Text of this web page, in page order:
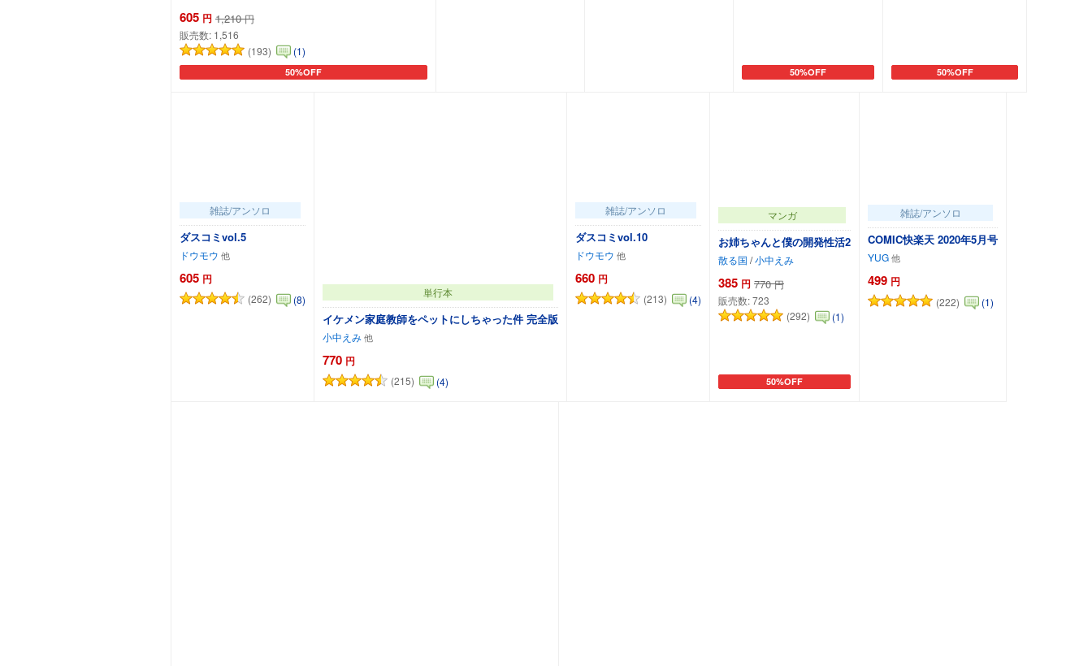
605 円 1,210 円
販売数: 1,516
(193)
(1)
50%OFF
カートに追加 50%OFF
カートに追加 50%OFF
カートに追加
雑誌/アンソロ
ダスコミvol.5
ドウモウ
605 円
(262) (8)
単行本
イケメン家庭教師をペットにしちゃった件 完全版
小中えみ
770 円
(215) (4)
カートに追加
雑誌/アンソロ
ダスコミvol.10
ドウモウ
660 円
(213) (4)
マンガ
お姉ちゃんと僕の開発性活2
散る国 /小中えみ
385 円 770 円
販売数:723
(292)
(1)
50%OFF
カートに追加
雑誌/アンソロ
COMIC快楽天 2020年5月号
YUG
499 円
(222) (1)